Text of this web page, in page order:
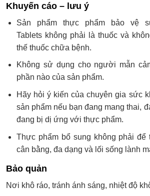
Khuyến cáo – lưu ý
Sản phẩm thực phẩm bảo vệ
Tablets không phải là thuốc và
thế thuốc chữa bệnh.
Không sử dụng cho người mẫn
phần nào của sản phẩm.
Hãy hỏi ý kiến của chuyên gia sức
sản phẩm nếu bạn đang mang thai,
đang bị dị ứng với thực phẩm.
Thực phẩm bổ sung không phải để
cân bằng, đa dạng và lối sống lành
Bảo quản
Nơi khô ráo, tránh ánh sáng, nhiệt độ